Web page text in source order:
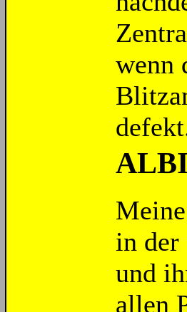
wenn
in der
und
allen